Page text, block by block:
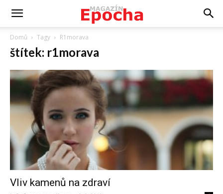
Domů Tagy R1morava
štítek: r1morava
Vliv kamenů na zdraví